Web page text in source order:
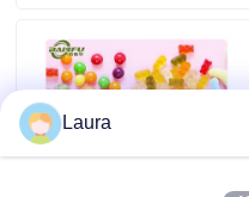
Nieuws
Laura